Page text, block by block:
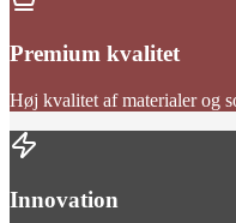
Premium kvalitet
Høj kvalitet af materialer og
Innovation